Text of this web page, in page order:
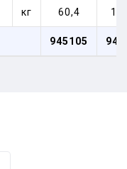
945105
кг 60,4